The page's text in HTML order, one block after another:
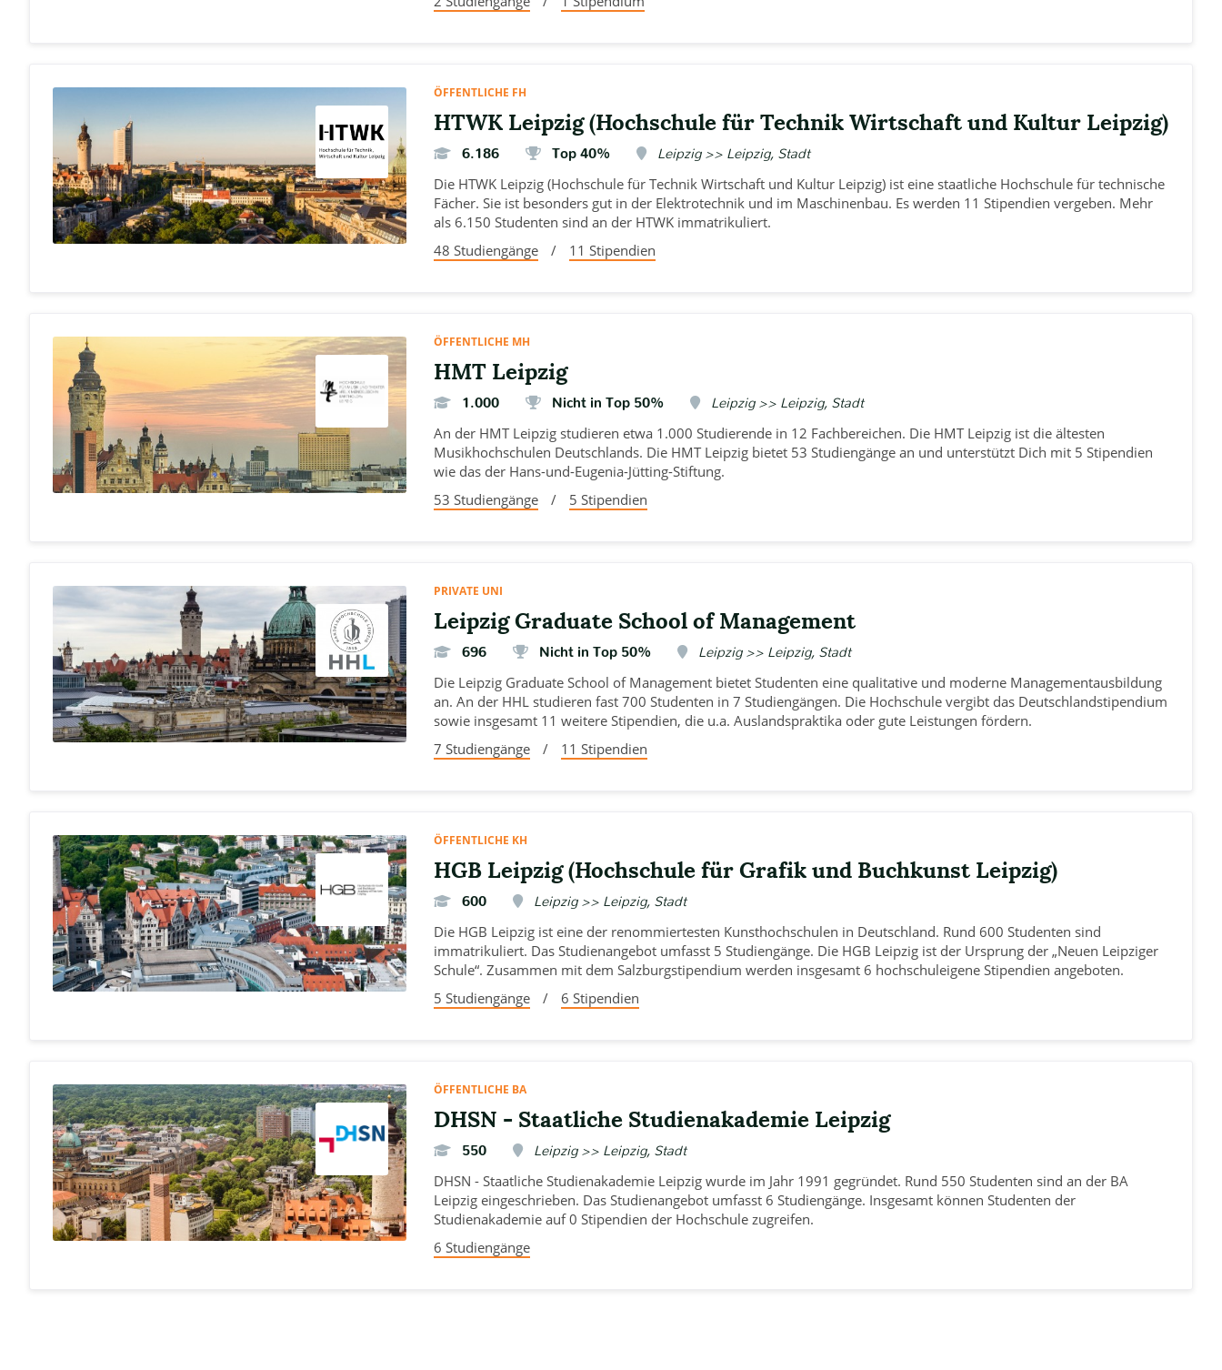
ÖFFENTLICHE FH
HTWK Leipzig (Hochschule für Technik Wirtschaft und Kultur Leipzig)
6.186 Top 40% Leipzig >> Leipzig, Stadt
Die HTWK Leipzig (Hochschule für Technik Wirtschaft und Kultur Leipzig) ist eine staatliche Hochschule für technische
Fächer. Sie ist besonders gut in der Elektrotechnik und im Maschinenbau. Es werden 11 Stipendien vergeben. Mehr
als 6.150 Studenten sind an der HTWK immatrikuliert.
48 Studiengänge
/ 11 Stipendien
ÖFFENTLICHE MH
HMT Leipzig
1.000 Nicht in Top 50% Leipzig >> Leipzig, Stadt
An der HMT Leipzig studieren etwa 1.000 Studierende in 12 Fachbereichen. Die HMT Leipzig ist die ältesten
Musikhochschulen Deutschlands. Die HMT Leipzig bietet 53 Studiengänge an und unterstützt Dich mit 5 Stipendien
wie das der Hans-und-Eugenia-Jütting-Stiftung.
53 Studiengänge
/ 5 Stipendien
PRIVATE UNI
Leipzig Graduate School of Management
696 Nicht in Top 50% Leipzig >> Leipzig, Stadt
Die Leipzig Graduate School of Management bietet Studenten eine qualitative und moderne Managementausbildung
an. An der HHL studieren fast 700 Studenten in 7 Studiengängen. Die Hochschule vergibt das Deutschlandstipendium
sowie insgesamt 11 weitere Stipendien, die u.a. Auslandspraktika oder gute Leistungen fördern.
7 Studiengänge
/ 11 Stipendien
ÖFFENTLICHE KH
HGB Leipzig (Hochschule für Grafik und Buchkunst Leipzig)
600 Leipzig >> Leipzig, Stadt
Die HGB Leipzig ist eine der renommiertesten Kunsthochschulen in Deutschland. Rund 600 Studenten sind
immatrikuliert. Das Studienangebot umfasst 5 Studiengänge. Die HGB Leipzig ist der Ursprung der „Neuen Leipziger
Schule“. Zusammen mit dem Salzburgstipendium werden insgesamt 6 hochschuleigene Stipendien angeboten.
5 Studiengänge
/ 6 Stipendien
ÖFFENTLICHE BA
DHSN - Staatliche Studienakademie Leipzig
550 Leipzig >> Leipzig, Stadt
DHSN - Staatliche Studienakademie Leipzig wurde im Jahr 1991 gegründet. Rund 550 Studenten sind an der BA
Leipzig eingeschrieben. Das Studienangebot umfasst 6 Studiengänge. Insgesamt können Studenten der
Studienakademie auf 0 Stipendien der Hochschule zugreifen.
6 Studiengänge